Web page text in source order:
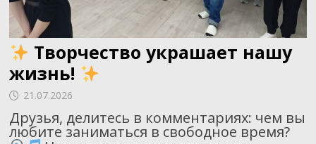
Творчество украшает нашу
жизнь!
21.07.2026
Друзья, делитесь в комментариях: чем вы
любите заниматься в свободное время?